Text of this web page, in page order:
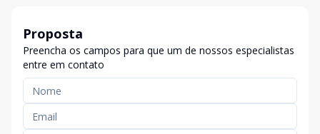
Proposta
Preencha os campos para que um de nossos especialistas
entre em contato